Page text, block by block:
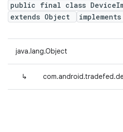
public final class
extends Object
implements
java.lang.Object
↳